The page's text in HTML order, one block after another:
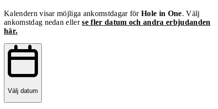
Kalendern visar möjliga ankomstdagar förHole in One. Välj
ankomstdag nedan ellerse fler datum och andra erbjudanden
här.
Välj datum